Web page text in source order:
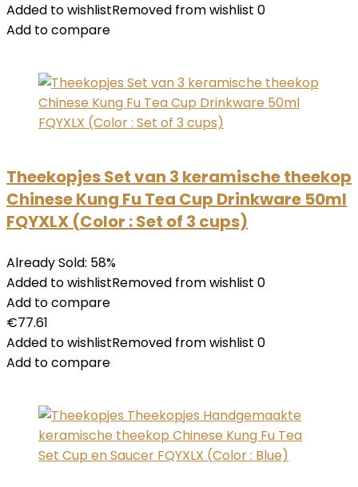
Added to wishlistRemoved from wishlist 0
Add to compare
Theekopjes Set van 3 keramische theekop
Chinese Kung Fu Tea Cup Drinkware 50ml
FQYXLX (Color : Set of 3 cups)
Already Sold: 58%
Added to wishlistRemoved from wishlist 0
Add to compare
€77.61
Added to wishlistRemoved from wishlist 0
Add to compare